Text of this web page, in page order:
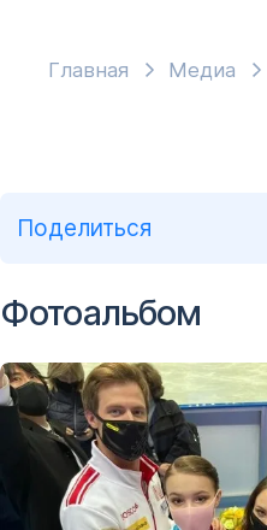
Главная Медиа
Поделиться
Фотоальбом